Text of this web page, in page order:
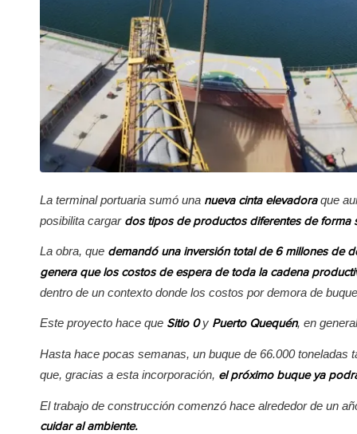
La terminal portuaria sumó una nueva cinta elevadoraque
posibilita cargar dos tipos de productos diferentes de forma
La obra, que demandó una inversión total de 6 millones de
genera que los costos de espera de toda la cadena
dentro de un contexto donde los costos por demora de
Este proyecto hace que Sitio 0y Puerto Quequén, en
Hasta hace pocas semanas, un buque de 66.000 toneladas
que, gracias a esta incorporación, el próximo buque ya
El trabajo de construcción comenzó hace alrededor de un
cuidar al ambiente.